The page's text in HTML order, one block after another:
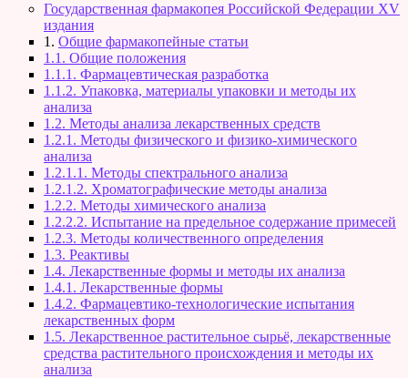
Государственная фармакопея Российской Федерации XV
издания
1. Общие фармакопейные статьи
1.1. Общие положения
1.1.1. Фармацевтическая разработка
1.1.2. Упаковка, материалы упаковки и методы их
анализа
1.2. Методы анализа лекарственных средств
1.2.1. Методы физического и физико-химического
анализа
1.2.1.1. Методы спектрального анализа
1.2.1.2. Хроматографические методы анализа
1.2.2. Методы химического анализа
1.2.2.2. Испытание на предельное содержание примесей
1.2.3. Методы количественного определения
1.3. Реактивы
1.4. Лекарственные формы и методы их анализа
1.4.1. Лекарственные формы
1.4.2. Фармацевтико-технологические испытания
лекарственных форм
1.5. Лекарственное растительное сырьё, лекарственные
средства растительного происхождения и методы их
анализа